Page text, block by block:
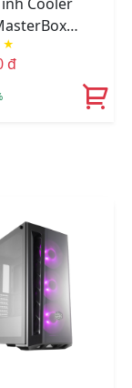
Cooler
Window)
★
đ